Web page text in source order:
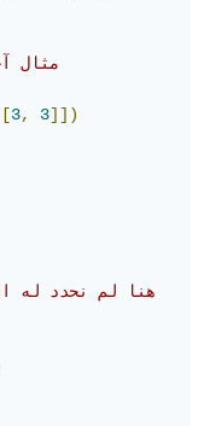
[3, 3]])